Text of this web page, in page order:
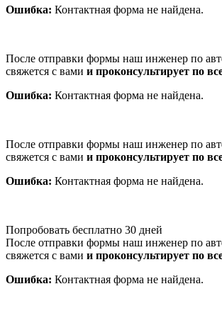
Ошибка: Контактная форма не найдена.
После отправки формы наш инженер по
свяжется с вами и проконсультирует по
Ошибка: Контактная форма не найдена.
После отправки формы наш инженер по
свяжется с вами и проконсультирует по
Ошибка: Контактная форма не найдена.
Попробовать бесплатно 30 дней
После отправки формы наш инженер по
свяжется с вами и проконсультирует по
Ошибка: Контактная форма не найдена.